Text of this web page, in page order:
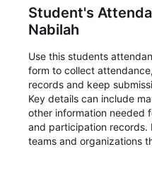
Student's
Nabilah
Use this students
form to collect
records and keep
Key details can include
other information needed
and participation records.
teams and organizations